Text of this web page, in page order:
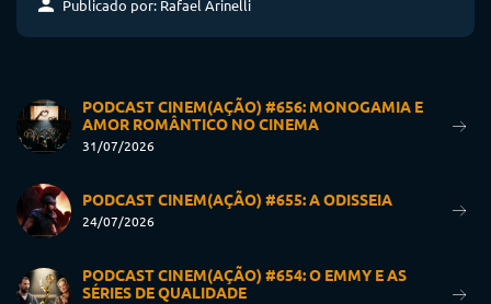
Publicado por: Rafael Arinelli
PODCAST CINEM(AÇÃO) #656: MONOGAMIA E
AMOR ROMÂNTICO NO CINEMA
31/07/2026
PODCAST CINEM(AÇÃO) #655: A ODISSEIA
24/07/2026
PODCAST CINEM(AÇÃO) #654: O EMMY E AS
SÉRIES DE QUALIDADE